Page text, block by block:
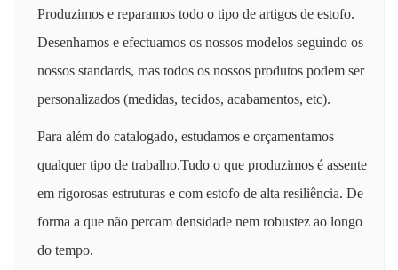
Produzimos e reparamos todo o tipo de artigos de estofo.
Desenhamos e efectuamos os nossos modelos seguindo os
nossos standards, mas todos os nossos produtos podem ser
personalizados (medidas, tecidos, acabamentos, etc).
Para além do catalogado, estudamos e orçamentamos
qualquer tipo de trabalho.Tudo o que produzimos é assente
em rigorosas estruturas e com estofo de alta resiliência. De
forma a que não percam densidade nem robustez ao longo
do tempo.